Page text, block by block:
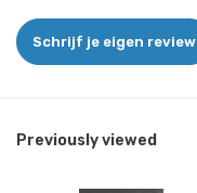
Schrijf je eigen review
Previously viewed